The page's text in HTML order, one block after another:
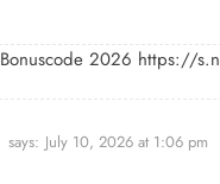
2026 https://
says: July 10, 2026 at 1:06 pm